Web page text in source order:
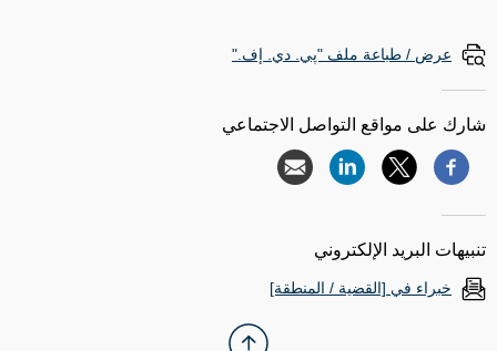
عرض / طباعة ملف "پي. دي. إف."
شارك على مواقع التواصل الاجتماعي
تنبيهات البريد الإلكتروني
خبراء في [القضية / المنطقة]